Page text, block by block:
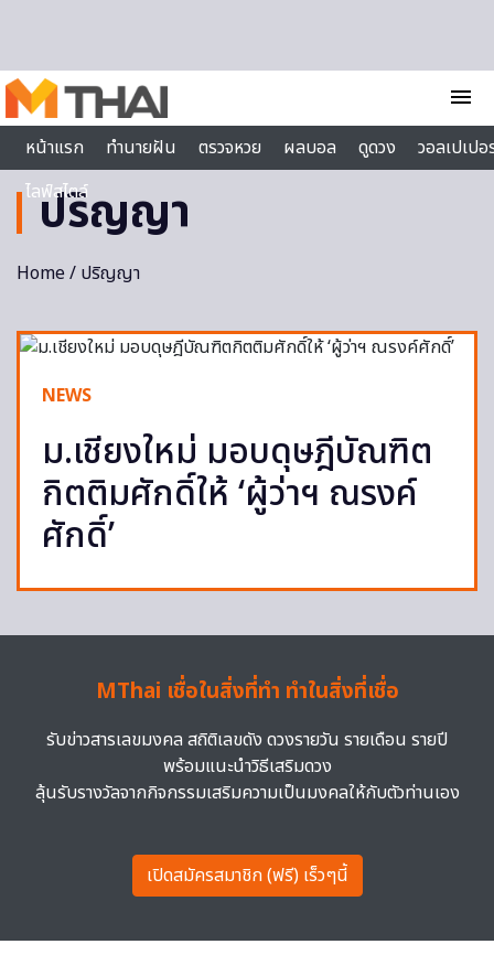
menu
หน้าแรก
ทำนายฝัน ตรวจหวย ผลบอล ดูดวง
วอลเปเป
ไลฟ์สไตล์
ปริญญา
Home/ ปริญญา
NEWS
ม.เชียงใหม่ มอบดุษฎีบัณฑิต
กิตติมศักดิ์ให้ ‘ผู้ว่าฯ ณรงค์
ศักดิ์’
MThai เชื่อในสิ่งที่ทำ ทำในสิ่งที่เชื่อ
รับข่าวสารเลขมงคล สถิติเลขดัง ดวงรายวัน รายเดือน รายปี
พร้อมแนะนำวิธีเสริมดวง
ลุ้นรับรางวัลจากกิจกรรมเสริมความเป็นมงคลให้กับตัวท่านเอง
เปิดสมัครสมาชิก (ฟรี) เร็วๆนี้